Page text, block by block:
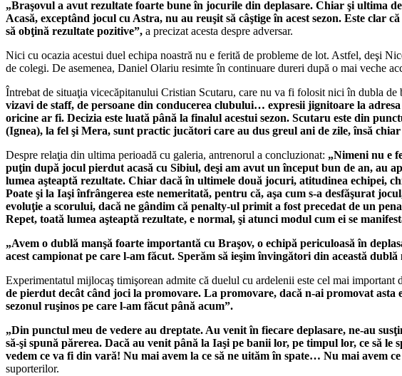
„Braşovul a avut rezultate foarte bune în jocurile din deplasare. Chiar şi ultima
Acasă, exceptând jocul cu Astra, nu au reuşit să câştige în acest sezon. Este clar
să obţină rezultate pozitive”, a precizat acesta despre adversar.
Nici cu ocazia acestui duel echipa noastră nu e ferită de probleme de lot. Astfel, deşi
de colegi. De asemenea, Daniel Olariu resimte în continuare dureri după o mai veche
Întrebat de situaţia vicecăpitanului Cristian Scutaru, care nu va fi folosit nici în dubla
vizavi de staff, de persoane din conducerea clubului… expresii jignitoare la
oricine ar fi. Decizia este luată până la finalul acestui sezon. Scutaru este din
(Ignea), la fel şi Mera, sunt practic jucători care au dus greul ani de zile, însă
Despre relaţia din ultima perioadă cu galeria, antrenorul a concluzionat: „Nimeni nu e
puţin după jocul pierdut acasă cu Sibiul, deşi am avut un început bun de an, au
lumea aşteaptă rezultate. Chiar dacă în ultimele două jocuri, atitudinea echipei,
Poate şi la Iaşi înfrângerea este nemeritată, pentru că, aşa cum s-a desfăşurat
evoluţie a scorului, dacă ne gândim că penalty-ul primit a fost precedat de un
Repet, toată lumea aşteaptă rezultate, e normal, şi atunci modul cum ei se
„Avem o dublă manşă foarte importantă cu Braşov, o echipă periculoasă în
acest campionat pe care l-am făcut. Sperăm să ieşim învingători din această dublă
Experimentatul mijlocaş timişorean admite că duelul cu ardelenii este cel mai important
de pierdut decât când joci la promovare. La promovare, dacă n-ai promovat
sezonul ruşinos pe care l-am făcut până acum”.
„Din punctul meu de vedere au dreptate. Au venit în fiecare deplasare, ne-au
să-şi spună părerea. Dacă au venit până la Iaşi pe banii lor, pe timpul lor, ce să
vedem ce va fi din vară! Nu mai avem la ce să ne uităm în spate… Nu mai avem
suporterilor.